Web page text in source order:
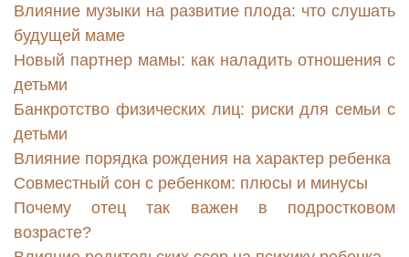
Влияние музыки на развитие плода: что слушать
будущей маме
Новый партнер мамы: как наладить отношения с
детьми
Банкротство физических лиц: риски для семьи с
детьми
Влияние порядка рождения на характер ребенка
Совместный сон с ребенком: плюсы и минусы
Почему отец так важен в подростковом
возрасте?